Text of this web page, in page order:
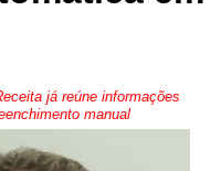
já reúne informações
manual